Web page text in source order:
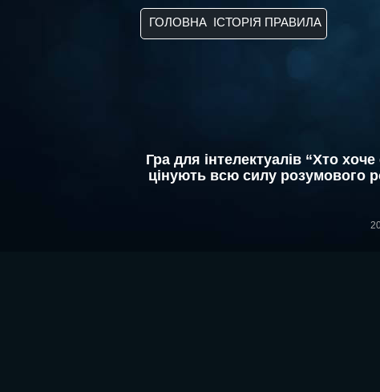
ГОЛОВНА ІСТОРІЯ ПРАВИЛА
Гра для інтелектуалів “Хто
цінують всю силу розумового